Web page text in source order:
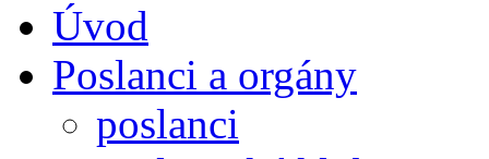
Úvod
Poslanci a orgány
poslanci